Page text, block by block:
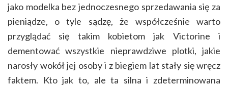
jako modelka bez jednoczesnego sprzedawania się za
pieniądze, o tyle sądzę, że współcześnie warto
przyglądać się takim kobietom jak Victorine i
dementować wszystkie nieprawdziwe plotki, jakie
narosły wokół jej osoby i z biegiem lat stały się wręcz
faktem. Kto jak to, ale ta silna i zdeterminowana